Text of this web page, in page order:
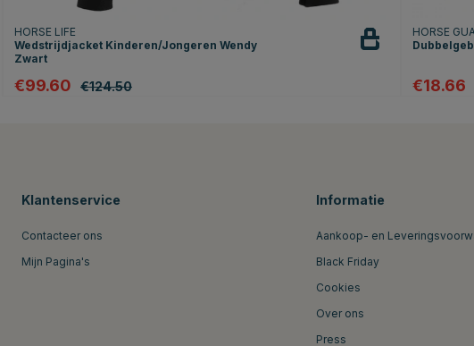
HORSE LIFE
Wedstrijdjacket Kinderen/Jongeren Wendy
Zwart
€99.60 €124.50
HORSE
€18.66
Klantenservice
Contacteer ons
Mijn Pagina's
Informatie
Aankoop- en
Black Friday
Cookies
Over ons
Press